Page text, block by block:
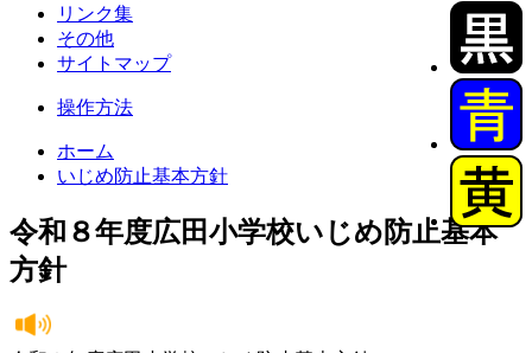
リンク集
その他
サイトマップ
操作方法
ホーム
いじめ防止基本方針
令和８年度広田小学校いじめ防止基本
方針